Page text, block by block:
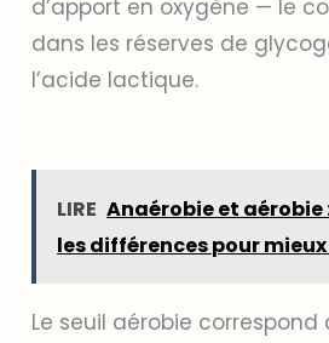
d’apport en oxygène — le
dans les réserves de
l’acide lactique.
LIRE Anaérobie et aérobie
les différences pour
Le seuil aérobie